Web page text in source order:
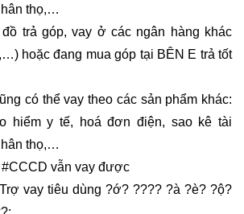
thọ,…
trả góp, vay ở các ngân hàng khác
hoặc đang mua góp tại BÊN E trả tốt
có thể vay theo các sản phẩm khác:
hiểm y tế, hoá đơn điện, sao kê tài
thọ,…
vẫn vay được
vay tiêu dùng ?ớ? ???? ?à ?è? ?ộ?